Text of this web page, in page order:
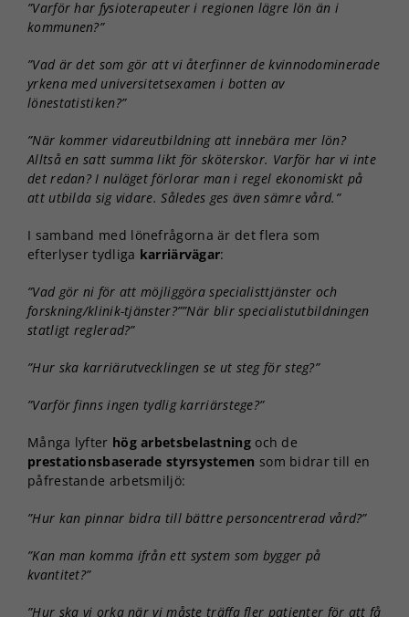
”Varför har fysioterapeuter i regionen lägre lön än i
kommunen?”
”Vad är det som gör att vi återfinner de kvinnodominerade
yrkena med universitetsexamen i botten av
lönestatistiken?”
”När kommer vidareutbildning att innebära mer lön?
Alltså en satt summa likt för sköterskor. Varför har vi inte
det redan? I nuläget förlorar man i regel ekonomiskt på
att utbilda sig vidare. Således ges även sämre vård.”
I samband med lönefrågorna är det flera som
efterlyser tydliga karriärvägar:
”Vad gör ni för att möjliggöra specialisttjänster och
forskning/klinik-tjänster?””När blir specialistutbildningen
statligt reglerad?”
”Hur ska karriärutvecklingen se ut steg för steg?”
”Varför finns ingen tydlig karriärstege?”
Många lyfter hög arbetsbelastningoch de
prestationsbaserade styrsystemen som bidrar till en
påfrestande arbetsmiljö:
”Hur kan pinnar bidra till bättre personcentrerad vård?”
”Kan man komma ifrån ett system som bygger på
kvantitet?”
”Hur ska vi orka när vi måste träffa fler patienter för att få